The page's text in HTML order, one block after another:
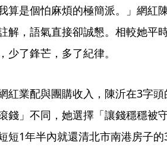
算是個怕麻煩的極簡派。」網紅
解，語氣直接卻誠懇。相較她平
少了鋒芒，多了紀律。
紅業配與團購收入，陳沂在3字
滾錢」不同，她選擇「讓錢穩穩
短1年半內就還清北市南港房子的